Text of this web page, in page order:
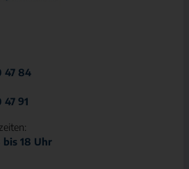
47 84
47 91
18 Uhr